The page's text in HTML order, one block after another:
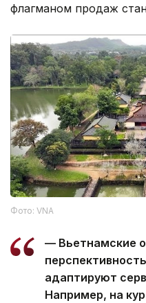
флагманом продаж
Фото: VNA
— Вьетнамские
адаптируют
Например, на